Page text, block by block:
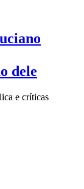
dele
e críticas